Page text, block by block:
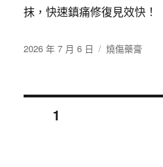
抹，快速鎮痛修復見效快！
發
期:
2026 年 7 月 6 日
分
燒傷藥膏
頁次1